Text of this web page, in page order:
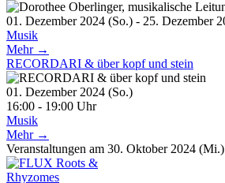
01. Dezember 2024 (So.) - 25. Dezember
Musik
Mehr →
RECORDARI & über kopf und stein
01. Dezember 2024 (So.)
16:00 - 19:00 Uhr
Musik
Mehr →
Veranstaltungen am 30. Oktober 2024 (Mi.)